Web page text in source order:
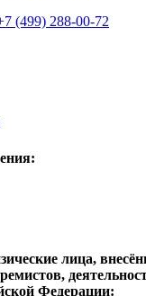
(499) 288-00-72
лица,
Федерации: